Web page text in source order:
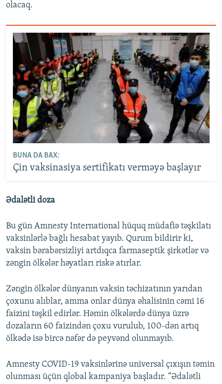
olacaq.
BUNA DA BAX:
Çin vaksinasiya sertifikatı verməyə başlayır
Ədalətli doza
Bu gün Amnesty International hüquq müdafiə təşkilatı
vaksinlərlə bağlı hesabat yayıb. Qurum bildirir ki,
vaksin bərabərsizliyi artdıqca farmaseptik şirkətlər və
zəngin ölkələr həyatları riskə atırlar.
Zəngin ölkələr dünyanın vaksin təchizatının yarıdan
çoxunu alıblar, amma onlar dünya əhalisinin cəmi 16
faizini təşkil edirlər. Həmin ölkələrdə dünya üzrə
dozaların 60 faizindən çoxu vurulub, 100-dən artıq
ölkədə isə bircə nəfər də peyvənd olunmayıb.
Amnesty COVID-19 vaksinlərinə universal çıxışın təmin
olunması üçün qlobal kampaniya başladır. “Ədalətli